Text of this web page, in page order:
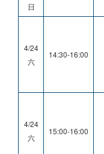
日
4/24
六
14:30-16:00
4/24
六
15:00-16:00